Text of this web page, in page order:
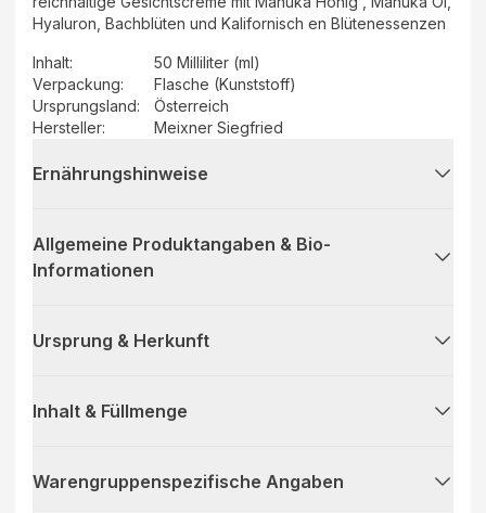
Hyaluron, Bachblüten und Kalifornisch en Blütenessenzen
Inhalt:
50 Milliliter (ml)
Verpackung:
Flasche (Kunststoff)
Ursprungsland:
Österreich
Hersteller: Meixner Siegfried
Ernährungshinweise
Allgemeine Produktangaben & Bio-
Informationen
Ursprung & Herkunft
Inhalt & Füllmenge
Warengruppenspezifische Angaben